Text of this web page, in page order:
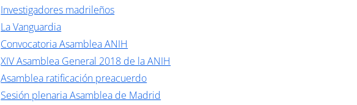
Investigadores madrileños
La Vanguardia
Convocatoria Asamblea ANIH
XIV Asamblea General 2018 de la ANIH
Asamblea ratificación preacuerdo
Sesión plenaria Asamblea de Madrid